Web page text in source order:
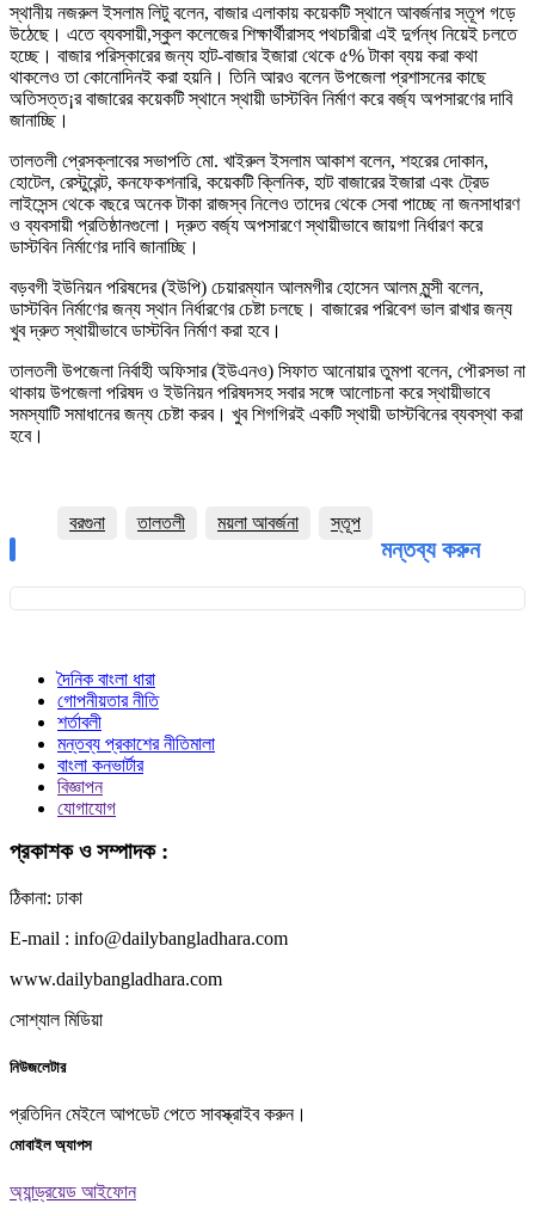
স্থানীয় নজরুল ইসলাম লিটু বলেন, বাজার এলাকায় কয়েকটি স্থানে আবর্জনার স্তূপ গড়ে
উঠেছে। এতে ব্যবসায়ী,স্কুল কলেজের শিক্ষার্থীরাসহ পথচারীরা এই দুর্গন্ধ নিয়েই চলতে
হচ্ছে। বাজার পরিস্কারের জন্য হাট-বাজার ইজারা থেকে ৫% টাকা ব্যয় করা কথা
থাকলেও তা কোনোদিনই করা হয়নি। তিনি আরও বলেন উপজেলা প্রশাসনের কাছে
অতিসত্ত¡র বাজারের কয়েকটি স্থানে স্থায়ী ডাস্টবিন নির্মাণ করে বর্জ্য অপসারণের দাবি
জানাচ্ছি।
তালতলী প্রেসক্লাবের সভাপতি মো. খাইরুল ইসলাম আকাশ বলেন, শহরের দোকান,
হোটেল, রেস্টুরেন্ট, কনফেকশনারি, কয়েকটি ক্লিনিক, হাট বাজারের ইজারা এবং ট্রেড
লাইসেন্স থেকে বছরে অনেক টাকা রাজস্ব নিলেও তাদের থেকে সেবা পাচ্ছে না জনসাধারণ
ও ব্যবসায়ী প্রতিষ্ঠানগুলো। দ্রুত বর্জ্য অপসারণে স্থায়ীভাবে জায়গা নির্ধারণ করে
ডাস্টবিন নির্মাণের দাবি জানাচ্ছি।
বড়বগী ইউনিয়ন পরিষদের (ইউপি) চেয়ারম্যান আলমগীর হোসেন আলম মুন্সী বলেন,
ডাস্টবিন নির্মাণের জন্য স্থান নির্ধারণের চেষ্টা চলছে। বাজারের পরিবেশ ভাল রাখার জন্য
খুব দ্রুত স্থায়ীভাবে ডাস্টবিন নির্মাণ করা হবে।
তালতলী উপজেলা নির্বাহী অফিসার (ইউএনও) সিফাত আনোয়ার তুমপা বলেন, পৌরসভা না
থাকায় উপজেলা পরিষদ ও ইউনিয়ন পরিষদসহ সবার সঙ্গে আলোচনা করে স্থায়ীভাবে
সমস্যাটি সমাধানের জন্য চেষ্টা করব। খুব শিগগিরই একটি স্থায়ী ডাস্টবিনের ব্যবস্থা করা
হবে।
বরগুনা তালতলী ময়লা আবর্জনা স্তূপ
মন্তব্য করুন
দৈনিক বাংলা ধারা
গোপনীয়তার নীতি
শর্তাবলী
মন্তব্য প্রকাশের নীতিমালা
বাংলা কনভার্টার
বিজ্ঞাপন
যোগাযোগ
প্রকাশক ও সম্পাদক :
ঠিকানা: ঢাকা
E-mail : info@dailybangladhara.com
www.dailybangladhara.com
সোশ্যাল মিডিয়া
নিউজলেটার
প্রতিদিন মেইলে আপডেট পেতে সাবস্ক্রাইব করুন।
মোবাইল অ্যাপস
অ্যান্ড্রয়েড আইফোন